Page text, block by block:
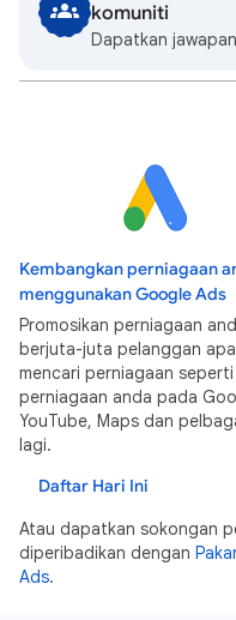
komuniti
Dapatkan
Kembangkan perniagaan
menggunakan Google Ads
Promosikan perniagaan
berjuta-juta pelanggan
mencari perniagaan seperti
perniagaan anda pada
YouTube, Maps dan
lagi.
Daftar Hari Ini
Atau dapatkan sokongan
diperibadikan dengan
Ads.